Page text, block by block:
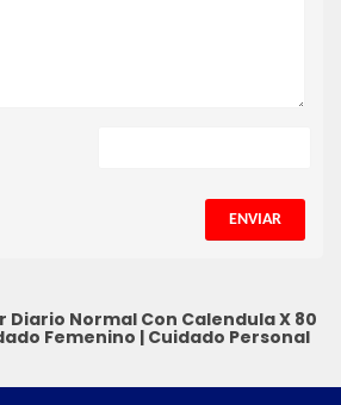
ENVIAR
Normal Con Calendula X 80
Femenino | Cuidado Personal